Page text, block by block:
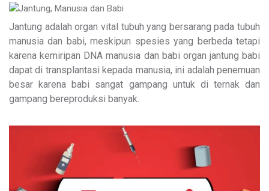
Jantung adalah organ vital tubuh yang bersarang pada tubuh
manusia dan babi, meskipun spesies yang berbeda tetapi
karena kemiripan DNA manusia dan babi organ jantung babi
dapat di transplantasi kepada manusia, ini adalah penemuan
besar karena babi sangat gampang untuk di ternak dan
gampang bereproduksi banyak.